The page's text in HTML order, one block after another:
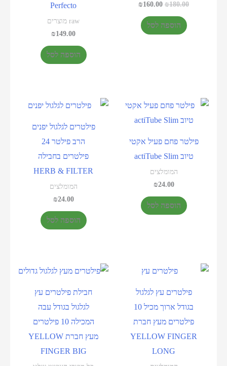
₪180.00
₪160.00
הוספה לסל
Perfecto
raw מוצרים
₪149.00
הוספה לסל
פילטר פחם פעיל אקטי
טיוב actiTube Slim
המומלצים
₪24.00
הוספה לסל
פילטרים לגלגול יפנים
הרב פילטר 24
פילטרים בחבילה
HERB & FILTER
המומלצים
₪24.00
הוספה לסל
פילטרים עץ לגלגול
בגודל ארוך מכיל 10
פילטרים מעץ חברת
YELLOW FINGER
LONG
חבילת פילטרים עץ
לגלגול בגודל עבה
המכילה 10 פילטרים
מעץ חברת YELLOW
FINGER BIG